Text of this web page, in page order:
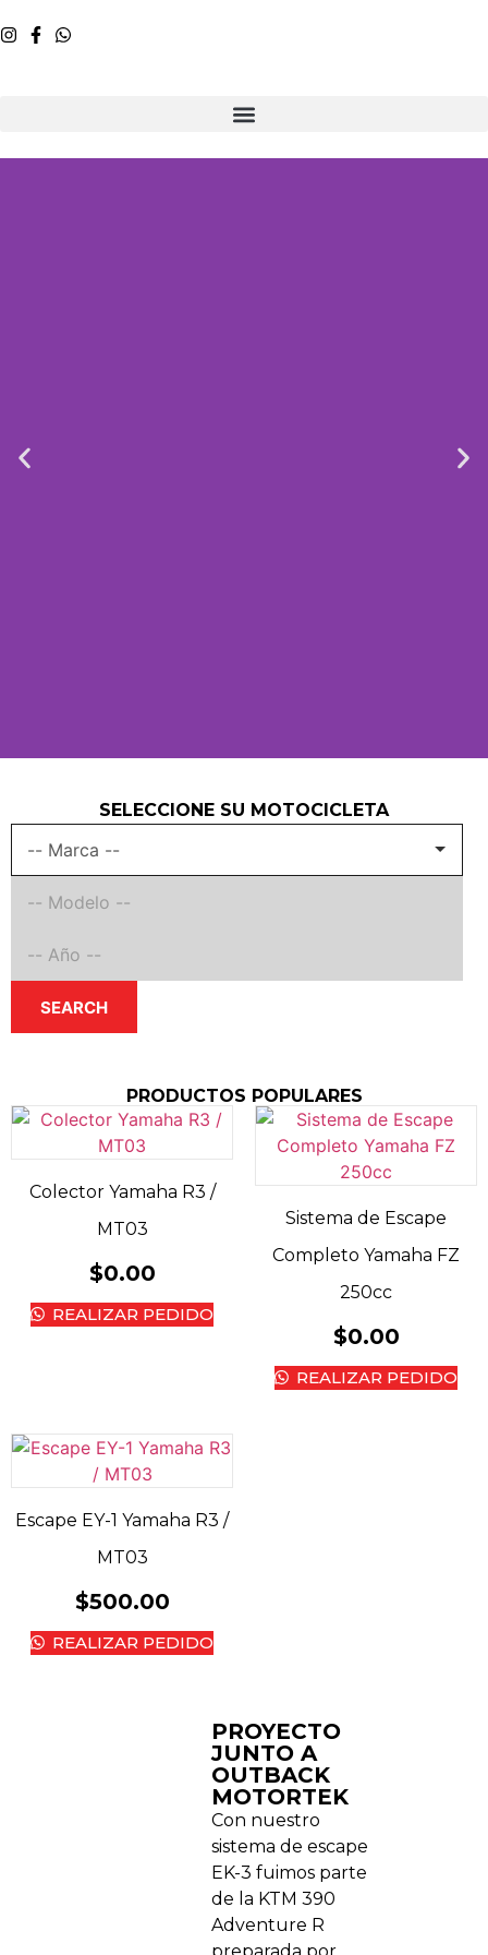
SELECCIONE SU MOTOCICLETA
SEARCH
PRODUCTOS POPULARES
Colector Yamaha R3 /
MT03
$0.00
REALIZAR PEDIDO
Sistema de Escape
Completo Yamaha FZ
250cc
$0.00
REALIZAR PEDIDO
Escape EY-1 Yamaha R3 /
MT03
$500.00
REALIZAR PEDIDO
PROYECTO
JUNTO A
OUTBACK
MOTORTEK ​
Con nuestro
sistema de escape
EK-3 fuimos parte
de la KTM 390
Adventure R